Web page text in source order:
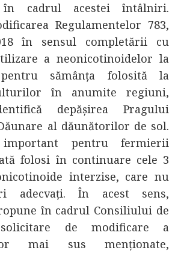
cadrul acestei întâlniri.
Regulamentelor 783,
în sensul completării cu
a neonicotinoidelor la
sămânța folosită la
în anumite regiuni,
depășirea Pragului
al dăunătorilor de sol.
pentru fermierii
folosi în continuare cele 3
interzise, care nu
adecvați. În acest sens,
în cadrul Consiliului de
de modificare a
mai sus menționate,